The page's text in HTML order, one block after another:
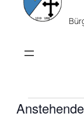
Anstehende